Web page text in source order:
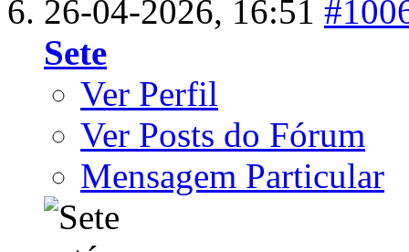
26-04-2026, 16:51
Sete
Ver Perfil
Ver Posts do Fórum
Mensagem Particular